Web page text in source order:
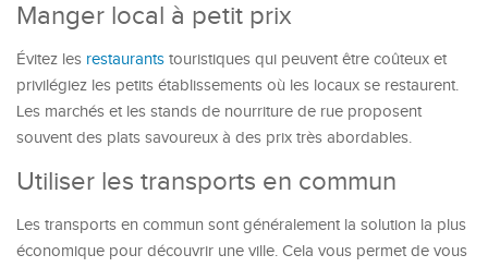
Manger local à petit prix
Évitez les restaurants touristiques qui peuvent être coûteux et
privilégiez les petits établissements où les locaux se restaurent.
Les marchés et les stands de nourriture de rue proposent
souvent des plats savoureux à des prix très abordables.
Utiliser les transports en commun
Les transports en commun sont généralement la solution la plus
économique pour découvrir une ville. Cela vous permet de vous